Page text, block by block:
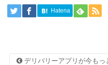
Hatena
デリバリーアプリが今も